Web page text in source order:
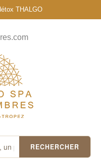
THALGO
RECHERCHER